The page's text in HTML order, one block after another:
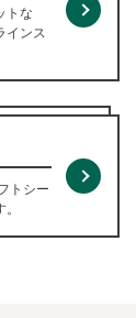
トな
インス
トシー